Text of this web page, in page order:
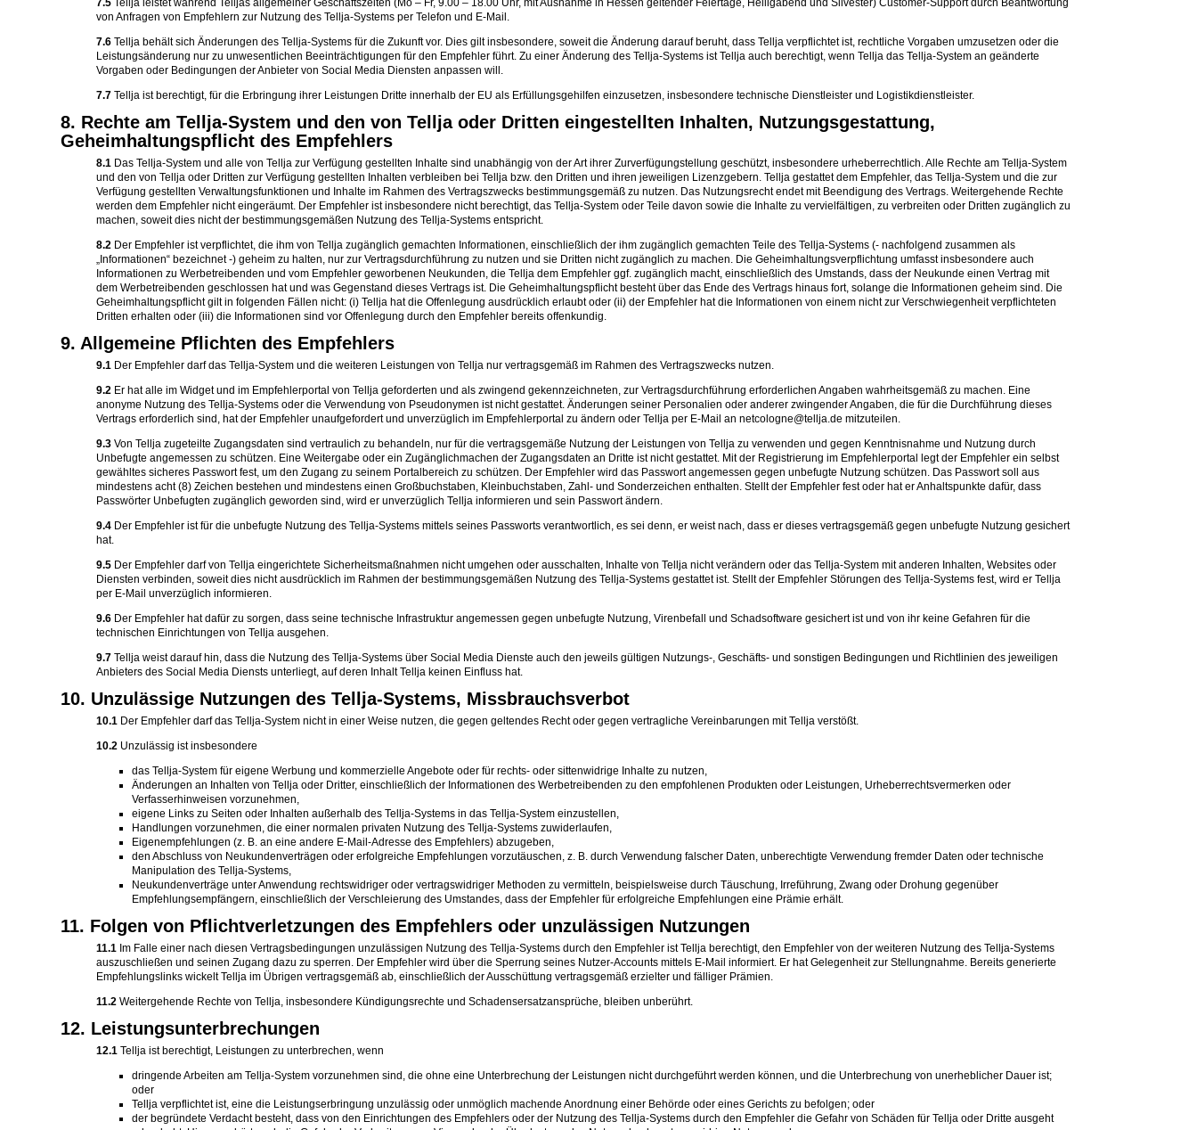
7.5 Tellja leistet während Telljas allgemeiner Geschäftszeiten (Mo – Fr, 9.00 – 18.00 Uhr, mit Ausnahme in Hessen geltender Feiertage, Heiligabend und Silvester) Customer-Support durch Beantwortung
von Anfragen von Empfehlern zur Nutzung des Tellja-Systems per Telefon und E-Mail.
7.6 Tellja behält sich Änderungen des Tellja-Systems für die Zukunft vor. Dies gilt insbesondere, soweit die Änderung darauf beruht, dass Tellja verpflichtet ist, rechtliche Vorgaben umzusetzen oder die
Leistungsänderung nur zu unwesentlichen Beeinträchtigungen für den Empfehler führt. Zu einer Änderung des Tellja-Systems ist Tellja auch berechtigt, wenn Tellja das Tellja-System an geänderte
Vorgaben oder Bedingungen der Anbieter von Social Media Diensten anpassen will.
7.7 Tellja ist berechtigt, für die Erbringung ihrer Leistungen Dritte innerhalb der EU als Erfüllungsgehilfen einzusetzen, insbesondere technische Dienstleister und Logistikdienstleister.
8. Rechte am Tellja-System und den von Tellja oder Dritten eingestellten Inhalten, Nutzungsgestattung,
Geheimhaltungspflicht des Empfehlers
8.1 Das Tellja-System und alle von Tellja zur Verfügung gestellten Inhalte sind unabhängig von der Art ihrer Zurverfügungstellung geschützt, insbesondere urheberrechtlich. Alle Rechte am Tellja-System
und den von Tellja oder Dritten zur Verfügung gestellten Inhalten verbleiben bei Tellja bzw. den Dritten und ihren jeweiligen Lizenzgebern. Tellja gestattet dem Empfehler, das Tellja-System und die zur
Verfügung gestellten Verwaltungsfunktionen und Inhalte im Rahmen des Vertragszwecks bestimmungsgemäß zu nutzen. Das Nutzungsrecht endet mit Beendigung des Vertrags. Weitergehende Rechte
werden dem Empfehler nicht eingeräumt. Der Empfehler ist insbesondere nicht berechtigt, das Tellja-System oder Teile davon sowie die Inhalte zu vervielfältigen, zu verbreiten oder Dritten zugänglich zu
machen, soweit dies nicht der bestimmungsgemäßen Nutzung des Tellja-Systems entspricht.
8.2 Der Empfehler ist verpflichtet, die ihm von Tellja zugänglich gemachten Informationen, einschließlich der ihm zugänglich gemachten Teile des Tellja-Systems (- nachfolgend zusammen als
„Informationen“ bezeichnet -) geheim zu halten, nur zur Vertragsdurchführung zu nutzen und sie Dritten nicht zugänglich zu machen. Die Geheimhaltungsverpflichtung umfasst insbesondere auch
Informationen zu Werbetreibenden und vom Empfehler geworbenen Neukunden, die Tellja dem Empfehler ggf. zugänglich macht, einschließlich des Umstands, dass der Neukunde einen Vertrag mit
dem Werbetreibenden geschlossen hat und was Gegenstand dieses Vertrags ist. Die Geheimhaltungspflicht besteht über das Ende des Vertrags hinaus fort, solange die Informationen geheim sind. Die
Geheimhaltungspflicht gilt in folgenden Fällen nicht: (i) Tellja hat die Offenlegung ausdrücklich erlaubt oder (ii) der Empfehler hat die Informationen von einem nicht zur Verschwiegenheit verpflichteten
Dritten erhalten oder (iii) die Informationen sind vor Offenlegung durch den Empfehler bereits offenkundig.
9. Allgemeine Pflichten des Empfehlers
9.1 Der Empfehler darf das Tellja-System und die weiteren Leistungen von Tellja nur vertragsgemäß im Rahmen des Vertragszwecks nutzen.
9.2 Er hat alle im Widget und im Empfehlerportal von Tellja geforderten und als zwingend gekennzeichneten, zur Vertragsdurchführung erforderlichen Angaben wahrheitsgemäß zu machen. Eine
anonyme Nutzung des Tellja-Systems oder die Verwendung von Pseudonymen ist nicht gestattet. Änderungen seiner Personalien oder anderer zwingender Angaben, die für die Durchführung dieses
Vertrags erforderlich sind, hat der Empfehler unaufgefordert und unverzüglich im Empfehlerportal zu ändern oder Tellja per E-Mail an netcologne@tellja.de mitzuteilen.
9.3 Von Tellja zugeteilte Zugangsdaten sind vertraulich zu behandeln, nur für die vertragsgemäße Nutzung der Leistungen von Tellja zu verwenden und gegen Kenntnisnahme und Nutzung durch
Unbefugte angemessen zu schützen. Eine Weitergabe oder ein Zugänglichmachen der Zugangsdaten an Dritte ist nicht gestattet. Mit der Registrierung im Empfehlerportal legt der Empfehler ein selbst
gewähltes sicheres Passwort fest, um den Zugang zu seinem Portalbereich zu schützen. Der Empfehler wird das Passwort angemessen gegen unbefugte Nutzung schützen. Das Passwort soll aus
mindestens acht (8) Zeichen bestehen und mindestens einen Großbuchstaben, Kleinbuchstaben, Zahl- und Sonderzeichen enthalten. Stellt der Empfehler fest oder hat er Anhaltspunkte dafür, dass
Passwörter Unbefugten zugänglich geworden sind, wird er unverzüglich Tellja informieren und sein Passwort ändern.
9.4 Der Empfehler ist für die unbefugte Nutzung des Tellja-Systems mittels seines Passworts verantwortlich, es sei denn, er weist nach, dass er dieses vertragsgemäß gegen unbefugte Nutzung gesichert
hat.
9.5 Der Empfehler darf von Tellja eingerichtete Sicherheitsmaßnahmen nicht umgehen oder ausschalten, Inhalte von Tellja nicht verändern oder das Tellja-System mit anderen Inhalten, Websites oder
Diensten verbinden, soweit dies nicht ausdrücklich im Rahmen der bestimmungsgemäßen Nutzung des Tellja-Systems gestattet ist. Stellt der Empfehler Störungen des Tellja-Systems fest, wird er Tellja
per E-Mail unverzüglich informieren.
9.6 Der Empfehler hat dafür zu sorgen, dass seine technische Infrastruktur angemessen gegen unbefugte Nutzung, Virenbefall und Schadsoftware gesichert ist und von ihr keine Gefahren für die
technischen Einrichtungen von Tellja ausgehen.
9.7 Tellja weist darauf hin, dass die Nutzung des Tellja-Systems über Social Media Dienste auch den jeweils gültigen Nutzungs-, Geschäfts- und sonstigen Bedingungen und Richtlinien des jeweiligen
Anbieters des Social Media Diensts unterliegt, auf deren Inhalt Tellja keinen Einfluss hat.
10. Unzulässige Nutzungen des Tellja-Systems, Missbrauchsverbot
10.1 Der Empfehler darf das Tellja-System nicht in einer Weise nutzen, die gegen geltendes Recht oder gegen vertragliche Vereinbarungen mit Tellja verstößt.
10.2 Unzulässig ist insbesondere
das Tellja-System für eigene Werbung und kommerzielle Angebote oder für rechts- oder sittenwidrige Inhalte zu nutzen,
Änderungen an Inhalten von Tellja oder Dritter, einschließlich der Informationen des Werbetreibenden zu den empfohlenen Produkten oder Leistungen, Urheberrechtsvermerken oder
Verfasserhinweisen vorzunehmen,
eigene Links zu Seiten oder Inhalten außerhalb des Tellja-Systems in das Tellja-System einzustellen,
Handlungen vorzunehmen, die einer normalen privaten Nutzung des Tellja-Systems zuwiderlaufen,
Eigenempfehlungen (z. B. an eine andere E-Mail-Adresse des Empfehlers) abzugeben,
den Abschluss von Neukundenverträgen oder erfolgreiche Empfehlungen vorzutäuschen, z. B. durch Verwendung falscher Daten, unberechtigte Verwendung fremder Daten oder technische
Manipulation des Tellja-Systems,
Neukundenverträge unter Anwendung rechtswidriger oder vertragswidriger Methoden zu vermitteln, beispielsweise durch Täuschung, Irreführung, Zwang oder Drohung gegenüber
Empfehlungsempfängern, einschließlich der Verschleierung des Umstandes, dass der Empfehler für erfolgreiche Empfehlungen eine Prämie erhält.
11. Folgen von Pflichtverletzungen des Empfehlers oder unzulässigen Nutzungen
11.1 Im Falle einer nach diesen Vertragsbedingungen unzulässigen Nutzung des Tellja-Systems durch den Empfehler ist Tellja berechtigt, den Empfehler von der weiteren Nutzung des Tellja-Systems
auszuschließen und seinen Zugang dazu zu sperren. Der Empfehler wird über die Sperrung seines Nutzer-Accounts mittels E-Mail informiert. Er hat Gelegenheit zur Stellungnahme. Bereits generierte
Empfehlungslinks wickelt Tellja im Übrigen vertragsgemäß ab, einschließlich der Ausschüttung vertragsgemäß erzielter und fälliger Prämien.
11.2 Weitergehende Rechte von Tellja, insbesondere Kündigungsrechte und Schadensersatzansprüche, bleiben unberührt.
12. Leistungsunterbrechungen
12.1 Tellja ist berechtigt, Leistungen zu unterbrechen, wenn
dringende Arbeiten am Tellja-System vorzunehmen sind, die ohne eine Unterbrechung der Leistungen nicht durchgeführt werden können, und die Unterbrechung von unerheblicher Dauer ist;
oder
Tellja verpflichtet ist, eine die Leistungserbringung unzulässig oder unmöglich machende Anordnung einer Behörde oder eines Gerichts zu befolgen; oder
der begründete Verdacht besteht, dass von den Einrichtungen des Empfehlers oder der Nutzung des Tellja-Systems durch den Empfehler die Gefahr von Schäden für Tellja oder Dritte ausgeht